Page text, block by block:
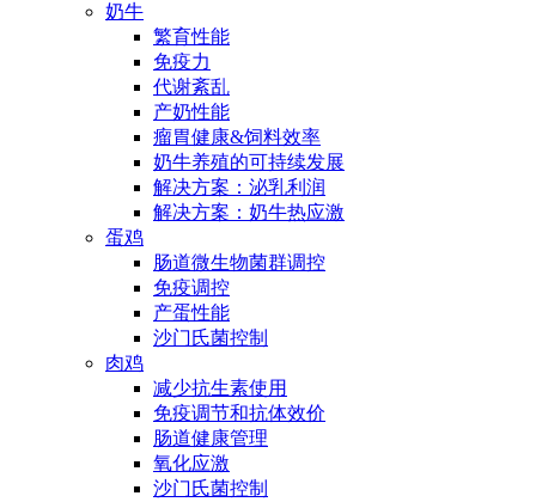
奶牛
繁育性能
免疫力
代谢紊乱
产奶性能
瘤胃健康&饲料效率
奶牛养殖的可持续发展
解决方案：泌乳利润
解决方案：奶牛热应激
蛋鸡
肠道微生物菌群调控
免疫调控
产蛋性能
沙门氏菌控制
肉鸡
减少抗生素使用
免疫调节和抗体效价
肠道健康管理
氧化应激
沙门氏菌控制